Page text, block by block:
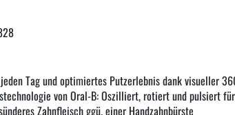
Tag und optimiertes Putzerlebnis dank visueller
von Oral-B: Oszilliert, rotiert und pulsiert
Zahnfleisch ggü. einer Handzahnbürste